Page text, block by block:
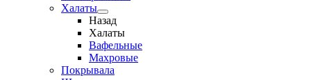
Халаты
Назад
Халаты
Вафельные
Махровые
Покрывала